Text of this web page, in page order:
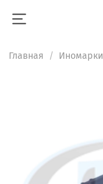
Главная Иномарки